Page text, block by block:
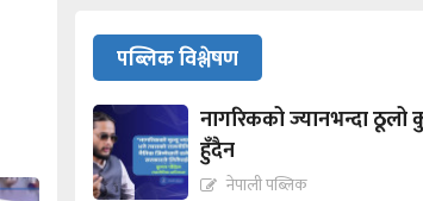
पब्लिक विश्लेषण
नागरिकको ज्यानभन्दा ठूलो
हुँदैन
नेपाली पब्लिक